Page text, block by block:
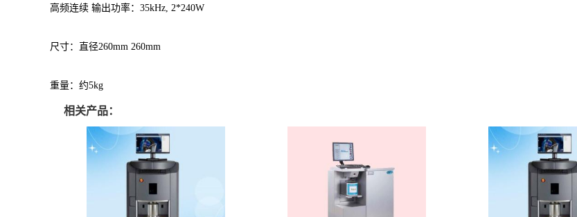
高频连续 输出功率：35kHz, 2*240W
尺寸：直径260mm 260mm
重量：约5kg
相关产品：